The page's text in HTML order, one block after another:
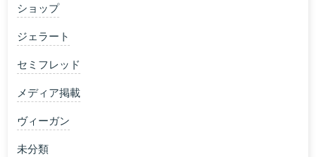
ショップ
ジェラート
セミフレッド
メディア掲載
ヴィーガン
未分類